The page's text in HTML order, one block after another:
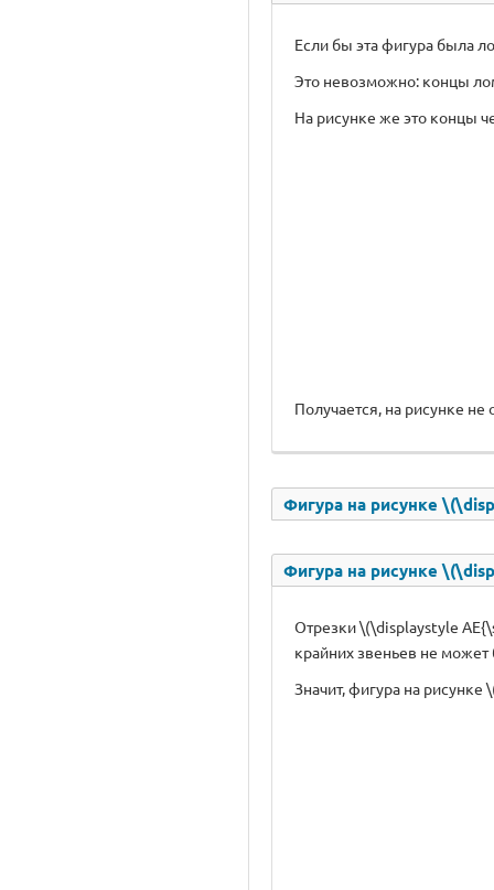
Если бы эта фигура была
Это невозможно: концы
На рисунке же это концы
Получается, на рисунке
Фигура на рисунке
Фигура на рисунке
Отрезки \(\displaystyle
крайних звеньев не
Значит, фигура на